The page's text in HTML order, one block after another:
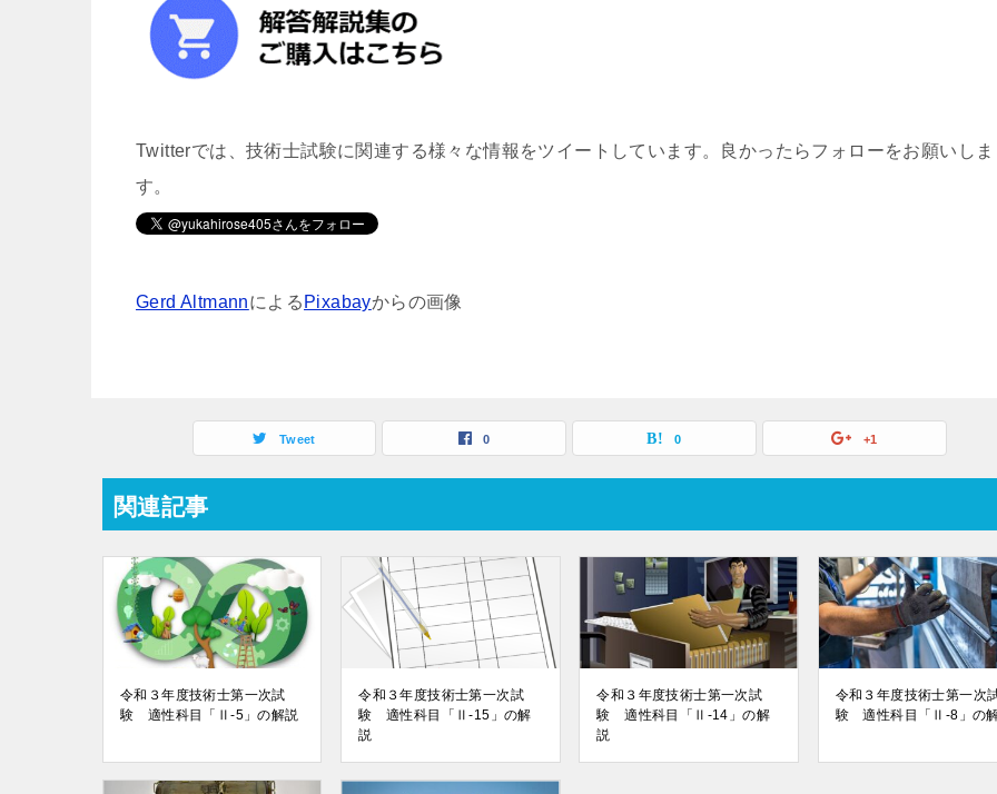
Twitterでは、技術士試験に関連する様々な情報をツイートしています。良かったらフォローをお願いしま
す。
Gerd Altmannによる Pixabayからの画像
Tweet 0 0 +1
関連記事
令和３年度技術士第一次試
験 適性科目「Ⅱ-5」の解説
令和３年度技術士第一次試
験 適性科目「Ⅱ-15」の解
説
令和３年度技術士第一次試
験 適性科目「Ⅱ-14」の解
説
令和３年度技術士第一次
験 適性科目「Ⅱ-8」の